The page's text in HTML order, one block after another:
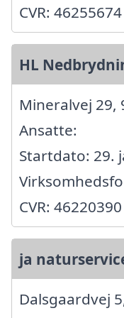
CVR: 46255674
HL
Mineralvej 29,
Ansatte:
Startdato: 29.
CVR: 46220390
ja
Dalsgaardvej